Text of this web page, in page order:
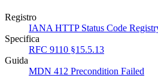
Registro
IANA HTTP Status Code
Specifica
RFC 9110 §15.5.13
Guida
MDN 412 Precondition Failed